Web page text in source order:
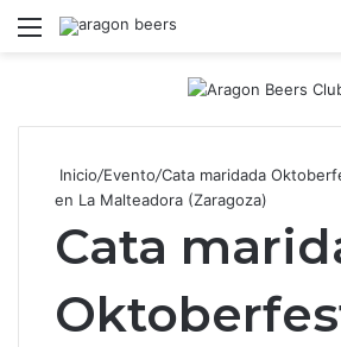
Menú
Inicio/Evento/Cata maridada
en La Malteadora (Zaragoza)
Cata